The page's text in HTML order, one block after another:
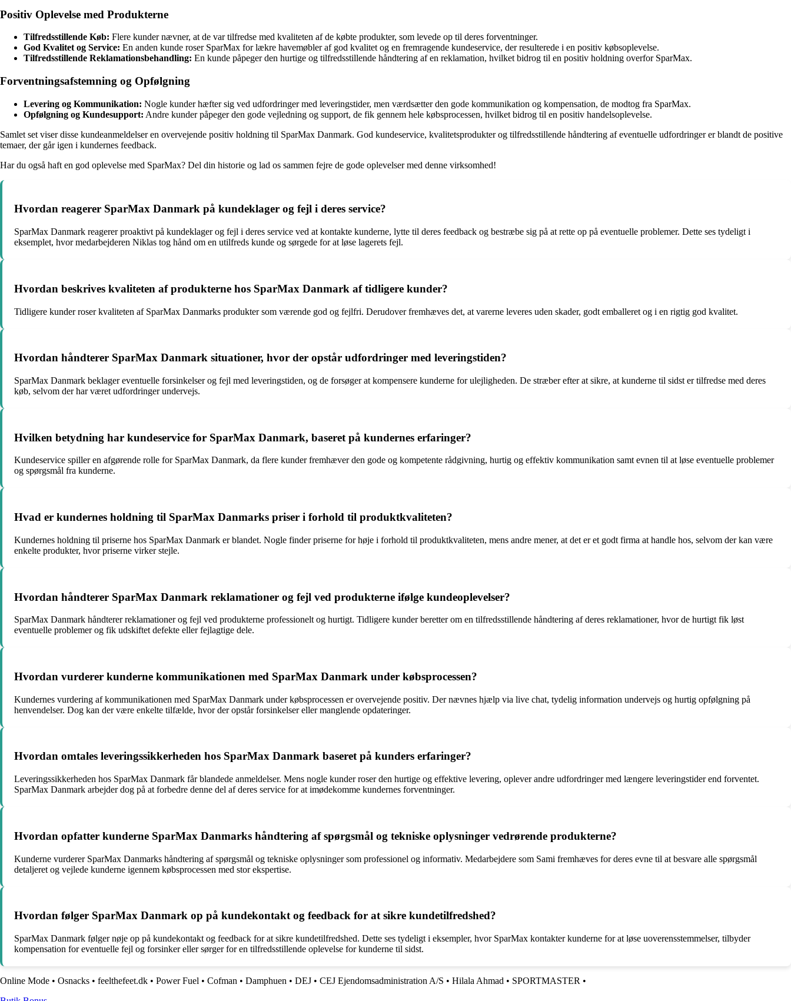
Positiv Oplevelse med Produkterne
Tilfredsstillende Køb: Flere kunder nævner, at de var tilfredse med kvaliteten af de købte produkter, som levede op til deres forventninger.
God Kvalitet og Service: En anden kunde roser SparMax for lækre havemøbler af god kvalitet og en fremragende kundeservice, der resulterede i en positiv købsoplevelse.
Tilfredsstillende Reklamationsbehandling: En kunde påpeger den hurtige og tilfredsstillende håndtering af en reklamation, hvilket bidrog til en positiv holdning overfor SparMax.
Forventningsafstemning og Opfølgning
Levering og Kommunikation: Nogle kunder hæfter sig ved udfordringer med leveringstider, men værdsætter den gode kommunikation og kompensation, de modtog fra SparMax.
Opfølgning og Kundesupport: Andre kunder påpeger den gode vejledning og support, de fik gennem hele købsprocessen, hvilket bidrog til en positiv handelsoplevelse.
Samlet set viser disse kundeanmeldelser en overvejende positiv holdning til SparMax Danmark. God kundeservice, kvalitetsprodukter og tilfredsstillende håndtering af eventuelle udfordringer er blandt de positive
temaer, der går igen i kundernes feedback.
Har du også haft en god oplevelse med SparMax? Del din historie og lad os sammen fejre de gode oplevelser med denne virksomhed!
Hvordan reagerer SparMax Danmark på kundeklager og fejl i deres service?
SparMax Danmark reagerer proaktivt på kundeklager og fejl i deres service ved at kontakte kunderne, lytte til deres feedback og bestræbe sig på at rette op på eventuelle problemer. Dette ses tydeligt i
eksemplet, hvor medarbejderen Niklas tog hånd om en utilfreds kunde og sørgede for at løse lagerets fejl.
Hvordan beskrives kvaliteten af produkterne hos SparMax Danmark af tidligere kunder?
Tidligere kunder roser kvaliteten af SparMax Danmarks produkter som værende god og fejlfri. Derudover fremhæves det, at varerne leveres uden skader, godt emballeret og i en rigtig god kvalitet.
Hvordan håndterer SparMax Danmark situationer, hvor der opstår udfordringer med leveringstiden?
SparMax Danmark beklager eventuelle forsinkelser og fejl med leveringstiden, og de forsøger at kompensere kunderne for ulejligheden. De stræber efter at sikre, at kunderne til sidst er tilfredse med deres
køb, selvom der har været udfordringer undervejs.
Hvilken betydning har kundeservice for SparMax Danmark, baseret på kundernes erfaringer?
Kundeservice spiller en afgørende rolle for SparMax Danmark, da flere kunder fremhæver den gode og kompetente rådgivning, hurtig og effektiv kommunikation samt evnen til at løse eventuelle problemer
og spørgsmål fra kunderne.
Hvad er kundernes holdning til SparMax Danmarks priser i forhold til produktkvaliteten?
Kundernes holdning til priserne hos SparMax Danmark er blandet. Nogle finder priserne for høje i forhold til produktkvaliteten, mens andre mener, at det er et godt firma at handle hos, selvom der kan være
enkelte produkter, hvor priserne virker stejle.
Hvordan håndterer SparMax Danmark reklamationer og fejl ved produkterne ifølge kundeoplevelser?
SparMax Danmark håndterer reklamationer og fejl ved produkterne professionelt og hurtigt. Tidligere kunder beretter om en tilfredsstillende håndtering af deres reklamationer, hvor de hurtigt fik løst
eventuelle problemer og fik udskiftet defekte eller fejlagtige dele.
Hvordan vurderer kunderne kommunikationen med SparMax Danmark under købsprocessen?
Kundernes vurdering af kommunikationen med SparMax Danmark under købsprocessen er overvejende positiv. Der nævnes hjælp via live chat, tydelig information undervejs og hurtig opfølgning på
henvendelser. Dog kan der være enkelte tilfælde, hvor der opstår forsinkelser eller manglende opdateringer.
Hvordan omtales leveringssikkerheden hos SparMax Danmark baseret på kunders erfaringer?
Leveringssikkerheden hos SparMax Danmark får blandede anmeldelser. Mens nogle kunder roser den hurtige og effektive levering, oplever andre udfordringer med længere leveringstider end forventet.
SparMax Danmark arbejder dog på at forbedre denne del af deres service for at imødekomme kundernes forventninger.
Hvordan opfatter kunderne SparMax Danmarks håndtering af spørgsmål og tekniske oplysninger vedrørende produkterne?
Kunderne vurderer SparMax Danmarks håndtering af spørgsmål og tekniske oplysninger som professionel og informativ. Medarbejdere som Sami fremhæves for deres evne til at besvare alle spørgsmål
detaljeret og vejlede kunderne igennem købsprocessen med stor ekspertise.
Hvordan følger SparMax Danmark op på kundekontakt og feedback for at sikre kundetilfredshed?
SparMax Danmark følger nøje op på kundekontakt og feedback for at sikre kundetilfredshed. Dette ses tydeligt i eksempler, hvor SparMax kontakter kunderne for at løse uoverensstemmelser, tilbyder
kompensation for eventuelle fejl og forsinker eller sørger for en tilfredsstillende oplevelse for kunderne til sidst.
Online Mode • Osnacks • feelthefeet.dk • Power Fuel • Cofman • Damphuen • DEJ • CEJ Ejendomsadministration A/S • Hilala Ahmad • SPORTMASTER •